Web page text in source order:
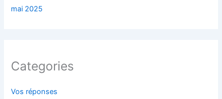
mai 2025
Categories
Vos réponses